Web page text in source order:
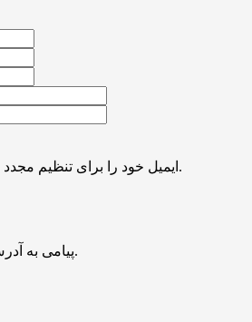
ایمیل خود را برای تنظیم مجدد رمز عبور خود را بررسی کنید.
پیامی به آدرس ایمیل شما ارسال می شود.